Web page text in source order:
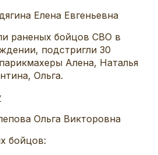
Елена Евгеньевна
раненых бойцов СВО в
подстригли 30
Алена, Наталья
Ольга.
Ольга Викторовна
бойцов: